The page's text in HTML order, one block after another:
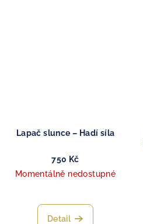
Lapač slunce – Hadí síla
750 Kč
Momentálně nedostupné
Detail